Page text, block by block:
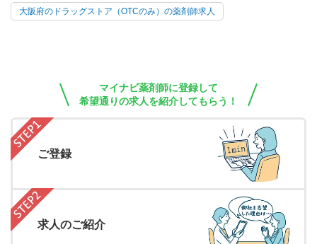
大阪府のドラッグストア（OTCのみ）の薬剤師求人
マイナビ薬剤師に登録して
希望通りの求人を紹介してもらう！
ご登録
求人のご紹介